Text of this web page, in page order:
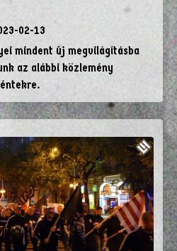
02-13
mindent új megvilágításba
az alábbi közlemény